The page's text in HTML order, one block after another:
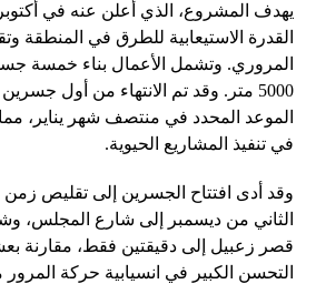
يهدف المشروع، الذي أُعلن عنه في
القدرة الاستيعابية للطرق في المنطقة
المروري. وتشمل الأعمال بناء خمسة
5000 متر. وقد تم الانتهاء من أول
الموعد المحدد في منتصف شهر يناير،
في تنفيذ المشاريع الحيوية.
وقد أدى افتتاح الجسرين إلى تقليص
الثاني من ديسمبر إلى شارع المجلس،
قصر زعبيل إلى دقيقتين فقط، مقارنة
التحسن الكبير في انسيابية حركة